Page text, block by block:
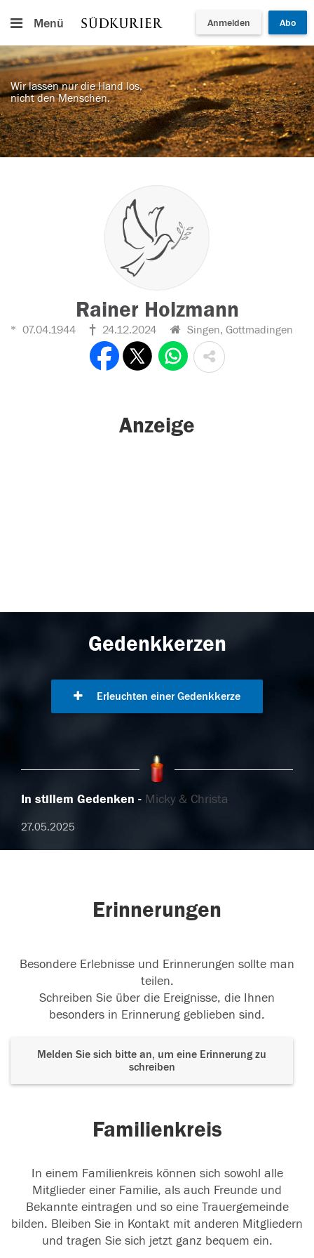
Menü Anmelden Abo
Wir lassen nur die Hand los,
nicht den Menschen.
Rainer Holzmann
07.04.1944 24.12.2024 Singen, Gottmadingen
Anzeige
Gedenkkerzen
Erleuchten einer Gedenkkerze
In stillem Gedenken Micky & Christa
27.05.2025
Erinnerungen
Besondere Erlebnisse und Erinnerungen sollte man
teilen.
Schreiben Sie über die Ereignisse, die Ihnen
besonders in Erinnerung geblieben sind.
Melden Sie sich bitte an, um eine Erinnerung zu
schreiben
Familienkreis
In einem Familienkreis können sich sowohl alle
Mitglieder einer Familie, als auch Freunde und
Bekannte eintragen und so eine Trauergemeinde
bilden. Bleiben Sie in Kontakt mit anderen Mitgliedern
und tragen Sie sich jetzt ganz bequem ein.